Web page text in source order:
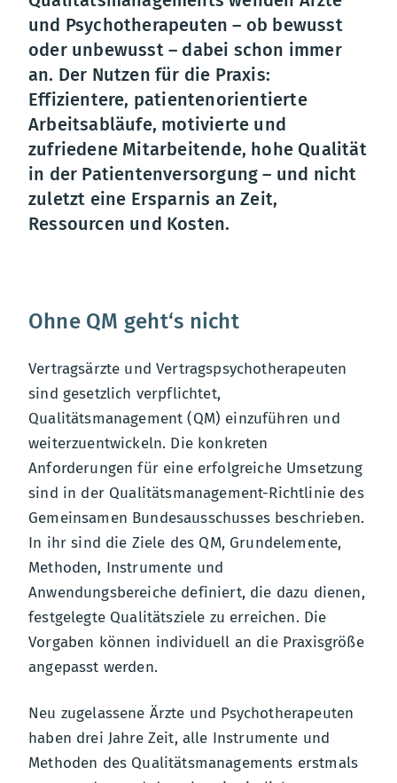
und Psychotherapeuten – ob bewusst
oder unbewusst – dabei schon immer
an. Der Nutzen für die Praxis:
Effizientere, patientenorientierte
Arbeitsabläufe, motivierte und
zufriedene Mitarbeitende, hohe Qualität
in der Patientenversorgung – und nicht
zuletzt eine Ersparnis an Zeit,
Ressourcen und Kosten.
Ohne QM geht‘s nicht
Vertragsärzte und Vertragspsychotherapeuten
sind gesetzlich verpflichtet,
Qualitätsmanagement (QM) einzuführen und
weiterzuentwickeln. Die konkreten
Anforderungen für eine erfolgreiche Umsetzung
sind in der Qualitätsmanagement-Richtlinie des
Gemeinsamen Bundesausschusses beschrieben.
In ihr sind die Ziele des QM, Grundelemente,
Methoden, Instrumente und
Anwendungsbereiche definiert, die dazu dienen,
festgelegte Qualitätsziele zu erreichen. Die
Vorgaben können individuell an die Praxisgröße
angepasst werden.
Neu zugelassene Ärzte und Psychotherapeuten
haben drei Jahre Zeit, alle Instrumente und
Methoden des Qualitätsmanagements erstmals